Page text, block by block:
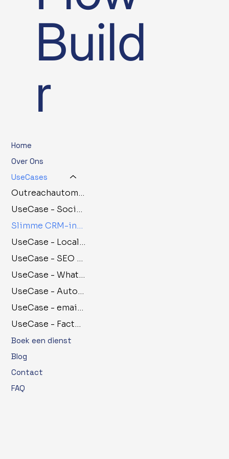
Build
r
Home
Over Ons
UseCases
Outreachautomatisering
UseCase - Social media automatisering
Slimme CRM-inrichting en automatisering
UseCase - Local SEO
UseCase - SEO met blogs
UseCase - Whatsapp Automatiseren
UseCase - Automatisch incasseren
UseCase - emailbots
UseCase - Factuuropvolging
Boek een dienst
Blog
Contact
FAQ